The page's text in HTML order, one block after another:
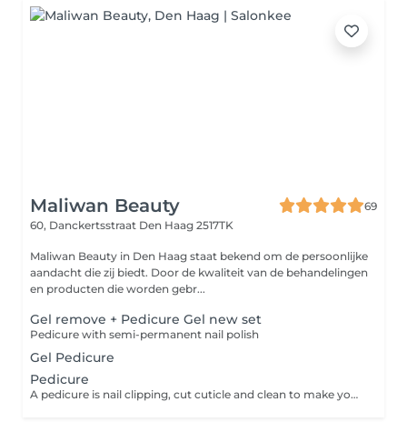
Maliwan Beauty
69
60, Danckertsstraat Den Haag 2517TK
Maliwan Beauty in Den Haag staat bekend om de persoonlijke
aandacht die zij biedt. Door de kwaliteit van de behandelingen
en producten die worden gebr...
Gel remove + Pedicure Gel new set
Pedicure with semi-permanent nail polish
Gel Pedicure
Pedicure
A pedicure is nail clipping, cut cuticle and clean to make your feet smooth and soft ( not including gel or nails polish) if you would like to put the colour please choose Gel pedicure.